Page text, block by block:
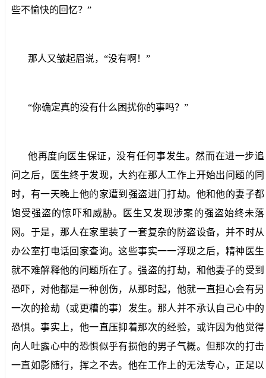
些不愉快的回忆？”
那人又皱起眉说，“没有啊！”
“你确定真的没有什么困扰你的事吗？”
他再度向医生保证，没有任何事发生。然而在进一步追
问之后，医生终于发现，大约在那人工作上开始出问题的同
时，有一天晚上他的家遭到强盗进门打劫。他和他的妻子都
饱受强盗的惊吓和威胁。医生又发现涉案的强盗始终未落
网。于是，那人在家里装了一套复杂的防盗设备，并不时从
办公室打电话回家查询。这些事实一一浮现之后，精神医生
就不难解释他的问题所在了。强盗的打劫，和他妻子的受到
恐吓，对他都是一种创伤，从那时起，他就一直担心会有另
一次的抢劫（或更糟的事）发生。那人并不承认自己心中的
恐惧。事实上，他一直压抑着那次的经验，或许因为他觉得
向人吐露心中的恐惧似乎有损他的男子气概。但那次的打击
一直如影随行，挥之不去。他在工作上的无法专心，正足以